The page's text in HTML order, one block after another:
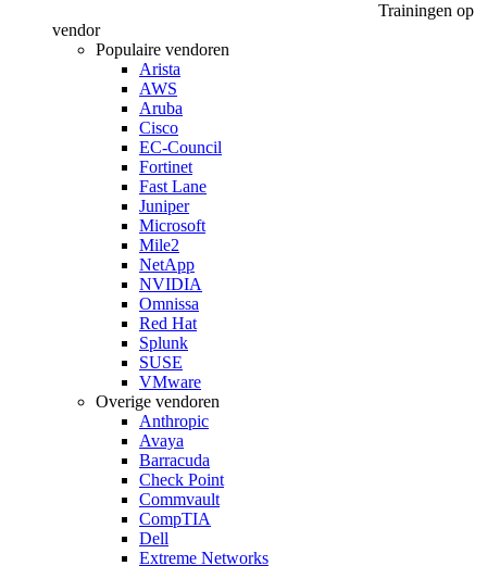
Trainingen op
vendor
Populaire vendoren
Arista
AWS
Aruba
Cisco
EC-Council
Fortinet
Fast Lane
Juniper
Microsoft
Mile2
NetApp
NVIDIA
Omnissa
Red Hat
Splunk
SUSE
VMware
Overige vendoren
Anthropic
Avaya
Barracuda
Check Point
Commvault
CompTIA
Dell
Extreme Networks